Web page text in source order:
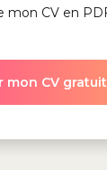
mon CV en
mon CV